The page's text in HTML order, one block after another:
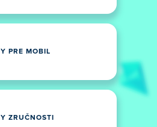
PRE MOBIL
ZRUČNOSTI